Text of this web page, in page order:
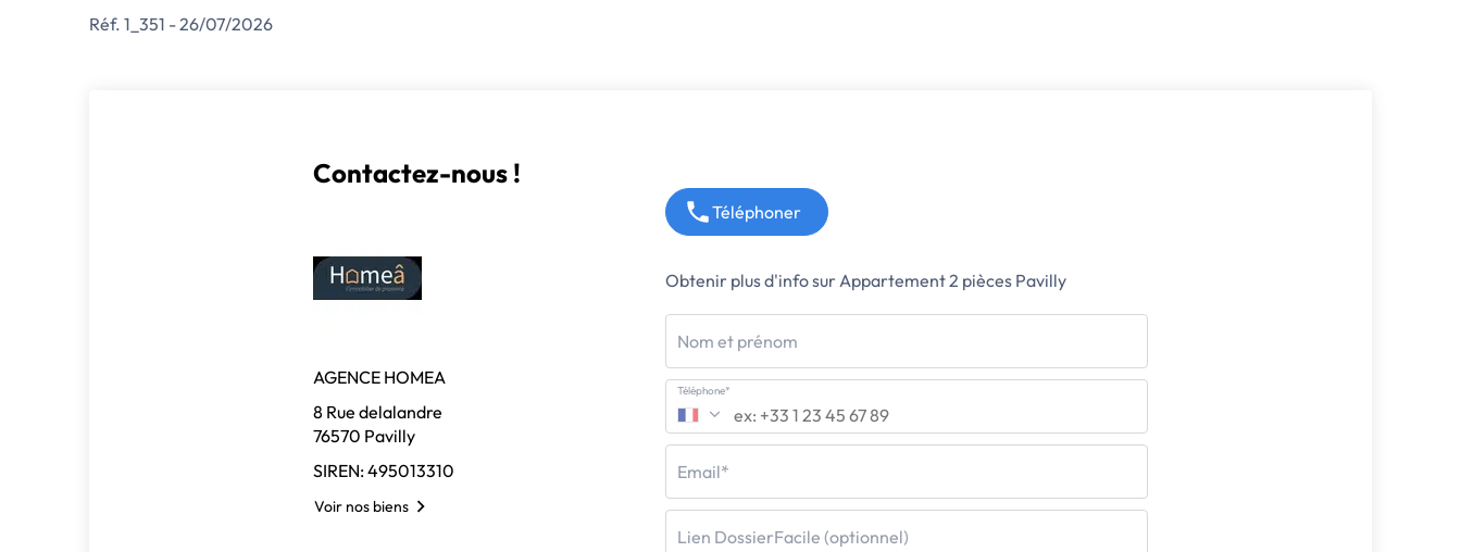
Réf. 1_351 - 26/07/2026
Contactez-nous !
AGENCE HOMEA
8 Rue delalandre
76570 Pavilly
SIREN: 495013310
Voir nos biens
Téléphoner
Obtenir plus d'info sur Appartement 2 pièces Pavilly
Nom et prénom
Téléphone*
Email*
Lien DossierFacile (optionnel)